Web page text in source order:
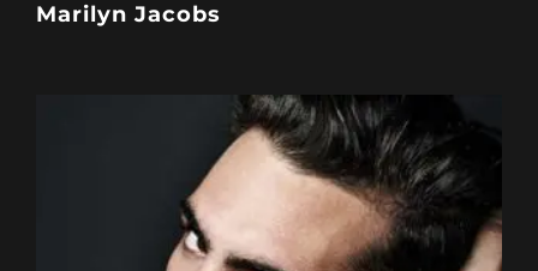
Marilyn Jacobs